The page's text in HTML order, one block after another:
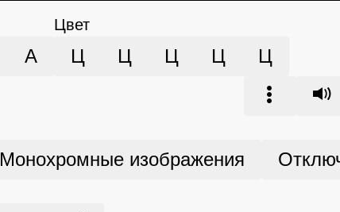
А
Цвет
Ц Ц Ц Ц
Ц
Монохромные изображения